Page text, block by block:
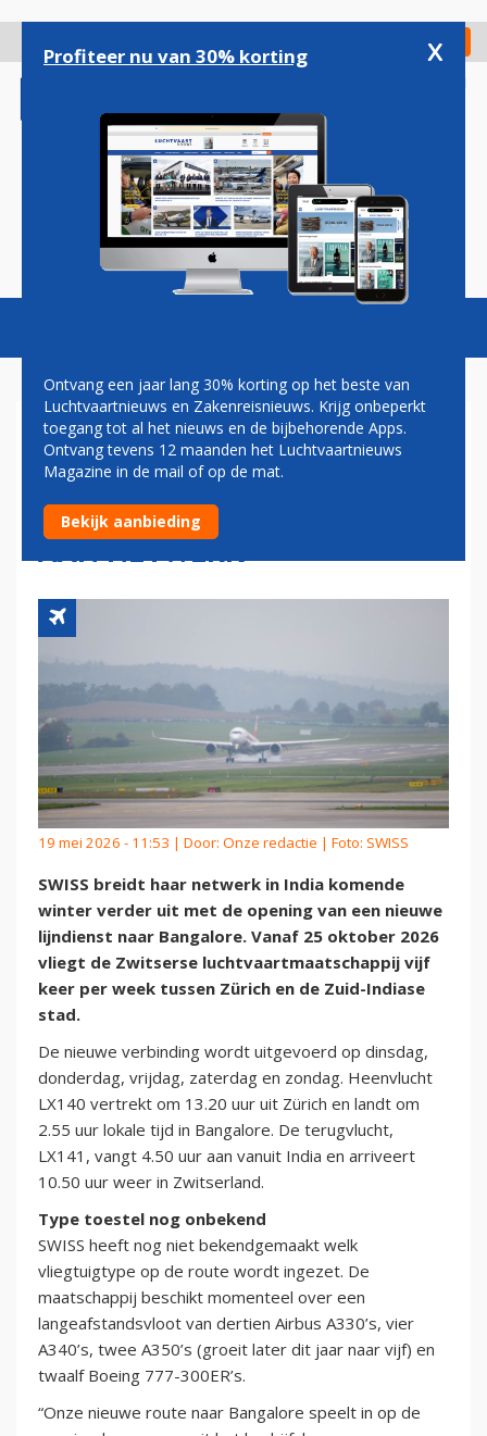
gaan
Check in
Magazine Podcasts Vacatures
SWISS VOEGT KOMEND
WINTERSEIZOEN DERDE
INDIASE BESTEMMING TOE
AAN NETWERK
19 mei 2026 - 11:53 | Door: Onze redactie | Foto: SWISS
SWISS breidt haar netwerk in India komende
winter verder uit met de opening van een nieuwe
lijndienst naar Bangalore. Vanaf 25 oktober 2026
vliegt de Zwitserse luchtvaartmaatschappij vijf
keer per week tussen Zürich en de Zuid-Indiase
stad.
De nieuwe verbinding wordt uitgevoerd op dinsdag,
donderdag, vrijdag, zaterdag en zondag. Heenvlucht
LX140 vertrekt om 13.20 uur uit Zürich en landt om
2.55 uur lokale tijd in Bangalore. De terugvlucht,
LX141, vangt 4.50 uur aan vanuit India en arriveert
10.50 uur weer in Zwitserland.
Type toestel nog onbekend
SWISS heeft nog niet bekendgemaakt welk
vliegtuigtype op de route wordt ingezet. De
maatschappij beschikt momenteel over een
langeafstandsvloot van dertien Airbus A330’s, vier
A340’s, twee A350’s (groeit later dit jaar naar vijf) en
twaalf Boeing 777-300ER’s.
“Onze nieuwe route naar Bangalore speelt in op de
Profiteer nu van 30% korting x
Ontvang een jaar lang 30% korting op het beste van
Luchtvaartnieuws en Zakenreisnieuws. Krijg onbeperkt
toegang tot al het nieuws en de bijbehorende Apps.
Ontvang tevens 12 maanden het Luchtvaartnieuws
Magazine in de mail of op de mat.
Bekijk aanbieding